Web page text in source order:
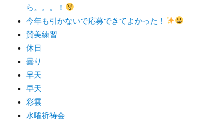
ら。。。！
今年も引かないで応募できてよかった！
賛美練習
休日
曇り
早天
早天
彩雲
水曜祈祷会